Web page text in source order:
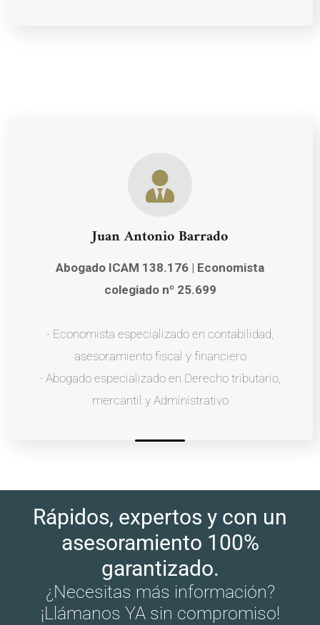
Juan Antonio Barrado
Abogado ICAM 138.176 | Economista
colegiado nº 25.699
- Economista especializado en contabilidad,
asesoramiento fiscal y financiero
- Abogado especializado en Derecho tributario,
mercantil y Administrativo
Rápidos, expertos y con un
asesoramiento 100%
garantizado.
¿Necesitas más información?
¡Llámanos YA sin compromiso!